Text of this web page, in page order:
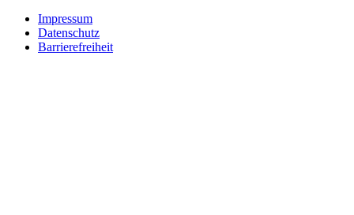
Impressum
Datenschutz
Barrierefreiheit